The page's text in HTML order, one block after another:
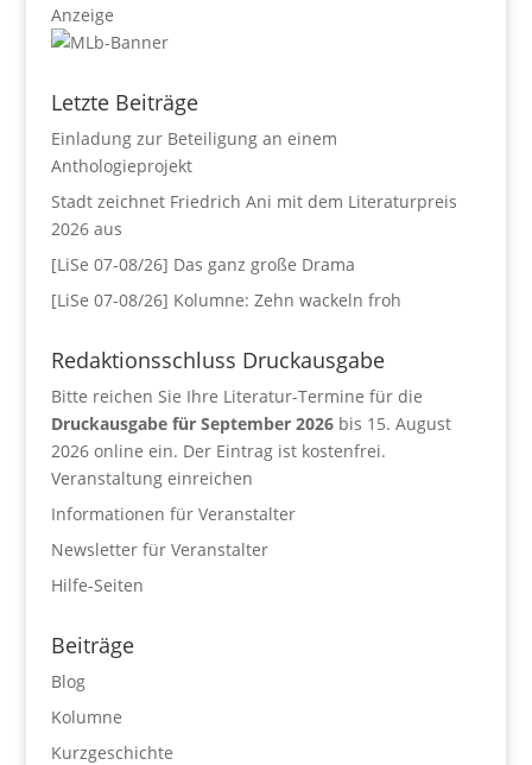
Anzeige
Letzte Beiträge
Einladung zur Beteiligung an einem
Anthologieprojekt
Stadt zeichnet Friedrich Ani mit dem Literaturpreis
2026 aus
[LiSe 07-08/26] Das ganz große Drama
[LiSe 07-08/26] Kolumne: Zehn wackeln froh
Redaktionsschluss Druckausgabe
Bitte reichen Sie Ihre Literatur-Termine für die
Druckausgabe für September 2026bis 15. August
2026 online ein. Der Eintrag ist kostenfrei.
Veranstaltung einreichen
Informationen für Veranstalter
Newsletter für Veranstalter
Hilfe-Seiten
Beiträge
Blog
Kolumne
Kurzgeschichte